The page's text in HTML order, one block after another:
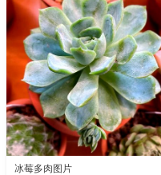
冰莓多肉图片